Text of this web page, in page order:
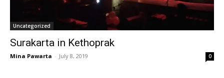
Uncategorized
Surakarta in Kethoprak
Mina Pawarta - July 8, 2019 0